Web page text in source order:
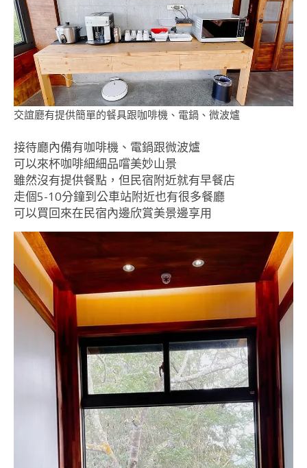
交誼廳有提供簡單的餐具跟咖啡機、電鍋、微波爐
接待廳內備有咖啡機、電鍋跟微波爐
可以來杯咖啡細細品嚐美妙山景
雖然沒有提供餐點，但民宿附近就有早餐店
走個5-10分鐘到公車站附近也有很多餐廳
可以買回來在民宿內邊欣賞美景邊享用